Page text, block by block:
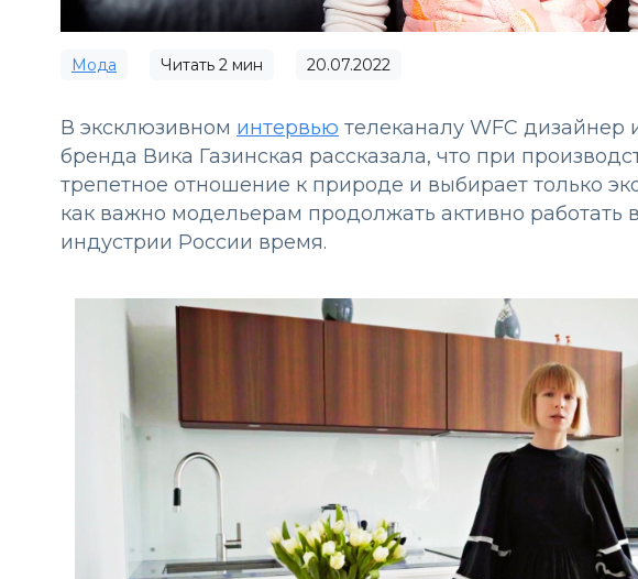
Мода Читать 2 мин 20.07.2022
В эксклюзивном интервью телеканалу WFC дизайнер
бренда Вика Газинская рассказала, что при
трепетное отношение к природе и выбирает только
как важно модельерам продолжать активно работать
индустрии России время.